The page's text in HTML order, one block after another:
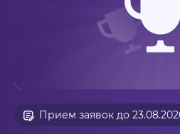
Прием заявок до